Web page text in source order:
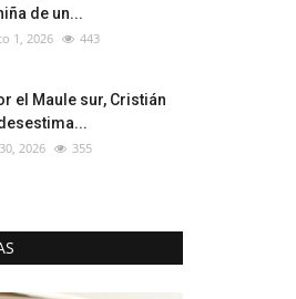
de un...
1, 2026 443
el Maule sur, Cristián
2026 355